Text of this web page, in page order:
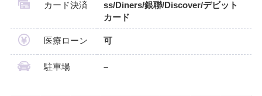
カード決済
ss/Diners/銀聯/Discover/デビット
カード
医療ローン 可
駐車場 –